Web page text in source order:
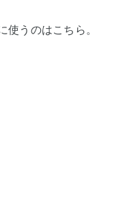
うのはこちら。
ンジ